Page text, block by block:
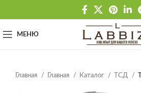
МЕНЮ
Главная Главная Каталог ТСД